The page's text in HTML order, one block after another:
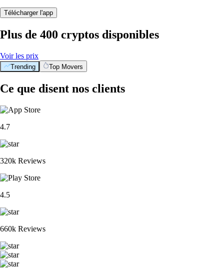
Télécharger l'app
Plus de 400 cryptos disponibles
Voir les prix
Trending Top Movers
Ce que disent nos clients
4.7
320k Reviews
4.5
660k Reviews